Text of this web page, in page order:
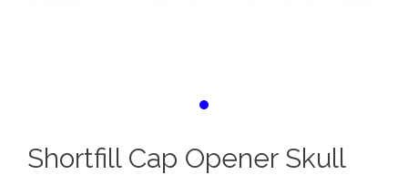
Shortfill Cap Opener Skull